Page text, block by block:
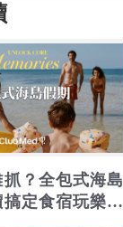
？全包式海島
定食宿玩樂，